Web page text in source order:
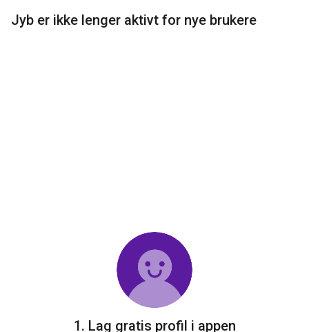
Jyb er ikke lenger aktivt for nye brukere
1. Lag gratis profil i appen